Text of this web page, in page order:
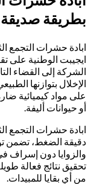
بطريقة صديقة
ابادة حشرات التجمع
ايجيبت الوطنية على
الشركة إلى القضاء
الإخلال بتوازنها
على مواد كيميائية
أو حيوانات أليفة.
ابادة حشرات التجمع
دقيقة الضغط، تضمن
والزوايا دون إسراف
تحقيق نتائج فعالة
من أي بقايا للمبيدات.